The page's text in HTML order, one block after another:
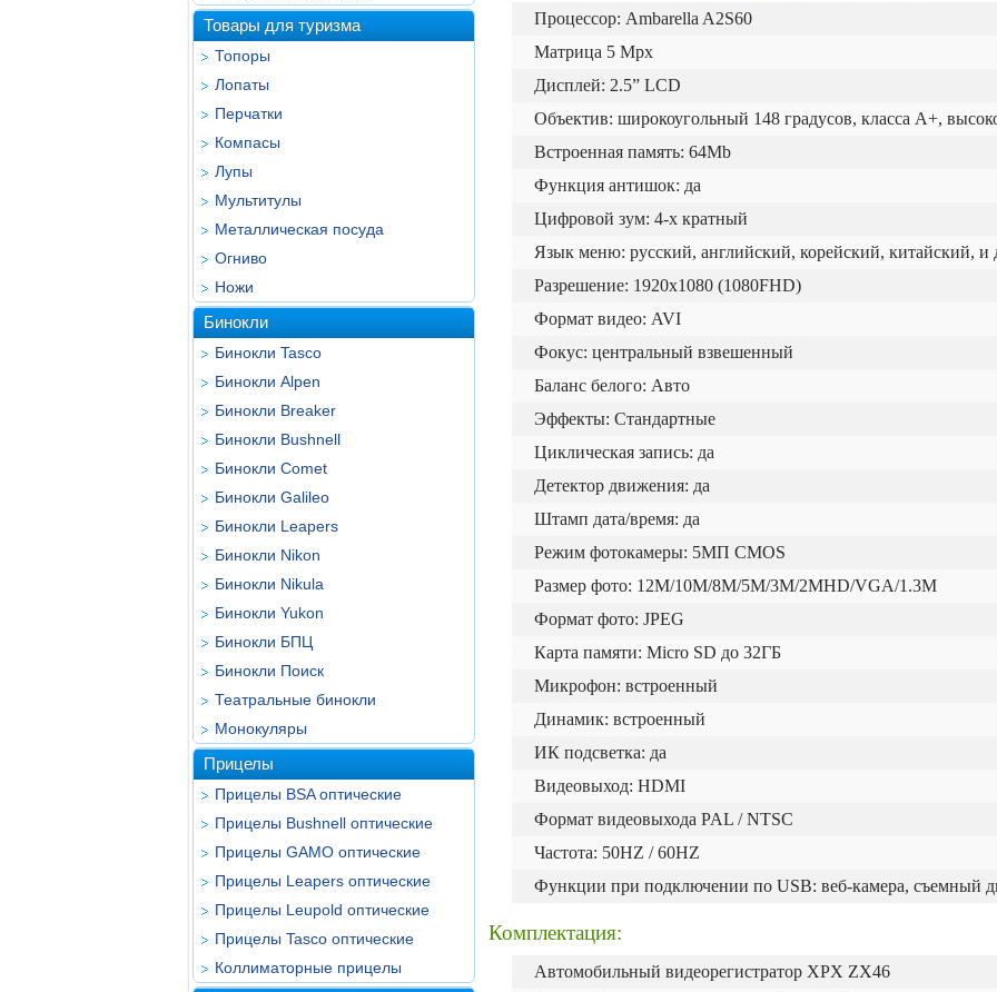
Товары для туризма
Топоры
Лопаты
Перчатки
Компасы
Лупы
Мультитулы
Металлическая посуда
Огниво
Ножи
Бинокли
Бинокли Tasco
Бинокли Alpen
Бинокли Breaker
Бинокли Bushnell
Бинокли Comet
Бинокли Galileo
Бинокли Leapers
Бинокли Nikon
Бинокли Nikula
Бинокли Yukon
Бинокли БПЦ
Бинокли Поиск
Театральные бинокли
Монокуляры
Прицелы
Прицелы BSA оптические
Прицелы Bushnell оптические
Прицелы GAMO оптические
Прицелы Leapers оптические
Прицелы Leupold оптические
Прицелы Tasco оптические
Коллиматорные прицелы
Процессор: Ambarella A2S60
Матрица 5 Mpx
Дисплей: 2.5” LCD
Объектив: широкоугольный 148 градусов, класса A+,
Встроенная память: 64Mb
Функция антишок: да
Цифровой зум: 4-х кратный
Язык меню: русский, английский, корейский, китайский, и
Разрешение: 1920х1080 (1080FHD)
Формат видео: AVI
Фокус: центральный взвешенный
Баланс белого: Авто
Эффекты: Стандартные
Циклическая запись: да
Детектор движения: да
Штамп дата/время: да
Режим фотокамеры: 5МП CMOS
Размер фото: 12M/10M/8M/5M/3M/2MHD/VGA/1.3M
Формат фото: JPEG
Карта памяти: Micro SD до 32ГБ
Микрофон: встроенный
Динамик: встроенный
ИК подсветка: да
Видеовыход: HDMI
Формат видеовыхода PAL / NTSC
Частота: 50HZ / 60HZ
Функции при подключении по USB: веб-камера, съемный
Комплектация:
Автомобильный видеорегистратор XPX ZX46